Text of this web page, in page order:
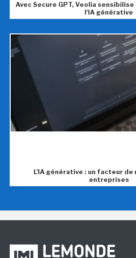
Avec Secure GPT, Veolia
l'IA générative
L'IA générative : un facteur de
entreprises